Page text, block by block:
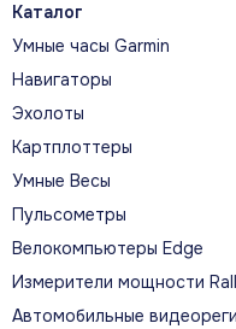
Каталог
Умные часы Garmin
Навигаторы
Эхолоты
Картплоттеры
Умные Весы
Пульсометры
Велокомпьютеры Edge
Измерители мощности
Автомобильные